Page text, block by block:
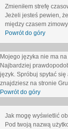
Zmieniłem strefę
Jeżeli jesteś pewien,
między czasem
Powrót do góry
Mojego języka nie ma
Najbardziej
język. Spróbuj spytać
znajdziesz na stronie
Powrót do góry
Jak mogę wyświetlić
Pod twoją nazwą